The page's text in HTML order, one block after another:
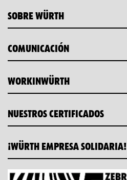
SOBRE WÜRTH
COMUNICACIÓN
WORKINWÜRTH
NUESTROS CERTIFICADOS
¡WÜRTH EMPRESA SOLIDARIA!